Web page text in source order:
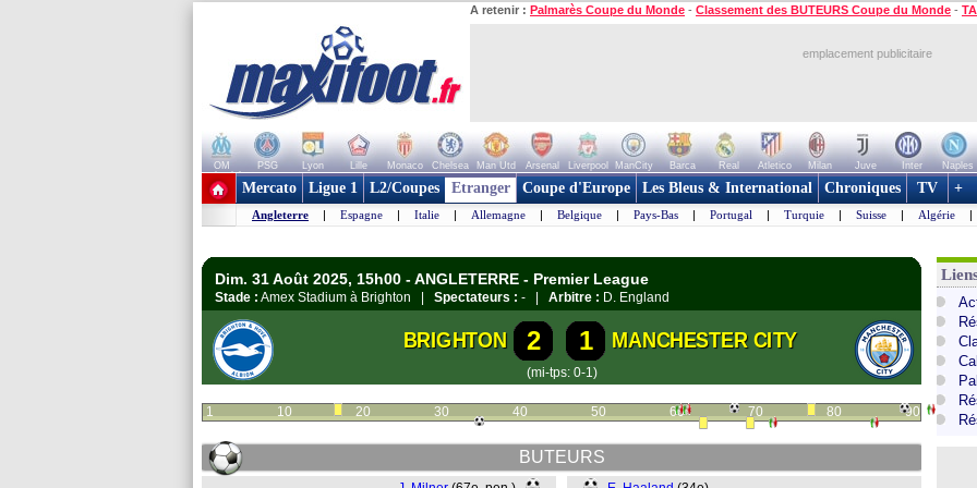
A retenir : Palmarès Coupe du Monde - Classement des BUTEURS Coupe du Monde -
emplacement publicitaire
OM PSG Lyon Lille Monaco Chelsea Man Utd Arsenal Liverpool ManCity Barca Real Atletico Milan Juve Inter
Naples
+ de clubs
Mercato Ligue 1 L2/Coupes Etranger Coupe d'Europe Les Bleus & International Chroniques TV +
Angleterre | Espagne | Italie | Allemagne | Belgique | Pays-Bas | Portugal | Turquie | Suisse | Algérie |
Dim. 31 Août 2025, 15h00 - ANGLETERRE - Premier League
Stade : Amex Stadium à Brighton | Spectateurs : - | Arbitre : D. England
BRIGHTON 2 1 MANCHESTER CITY
(mi-tps: 0-1)
1 10 20 30 40 50 60 70 80 90
BUTEURS